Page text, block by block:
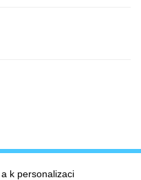
k personalizaci